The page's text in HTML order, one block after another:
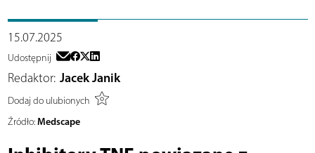
15.07.2025
Udostępnij
Redaktor: Jacek Janik
Dodaj do ulubionych
Źródło: Medscape